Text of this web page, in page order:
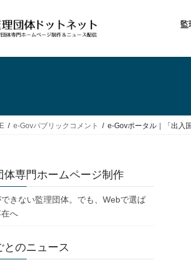
監
e-Govパブリックコメント e-Govポータル｜「出入
体専門ホームページ制作
きない監理団体。でも、Webで選ば
へ
とのニュース